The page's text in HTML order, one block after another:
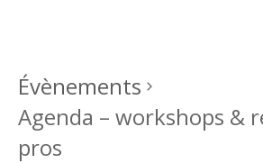
Évènements
Agenda – workshops &
pros